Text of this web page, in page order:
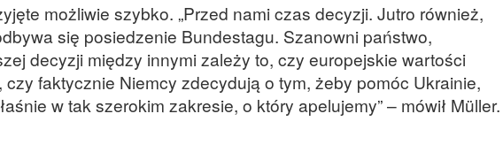
możliwie szybko. „Przed nami czas decyzji. Jutro również,
się posiedzenie Bundestagu. Szanowni państwo,
decyzji między innymi zależy to, czy europejskie wartości
faktycznie Niemcy zdecydują o tym, żeby pomóc Ukrainie,
w tak szerokim zakresie, o który apelujemy” – mówił Müller.